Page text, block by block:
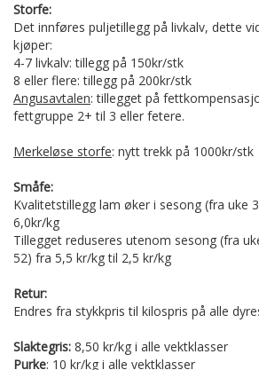
Storfe:
Det innføres puljetillegg på livkalv, dette
kjøper:
4-7 livkalv: tillegg på 150kr/stk
8 eller flere: tillegg på 200kr/stk
Angusavtalen: tillegget på
fettgruppe 2+ til 3 eller fetere.
Merkeløse storfe: nytt trekk på 1000kr/stk
Småfe:
Kvalitetstillegg lam øker i sesong (fra uke
6,0kr/kg
Tillegget reduseres utenom sesong (fra
52) fra 5,5 kr/kg til 2,5 kr/kg
Retur:
Endres fra stykkpris til kilospris på alle
Slaktegris: 8,50 kr/kg i alle vektklasser
Purke: 10 kr/kg i alle vektklasser